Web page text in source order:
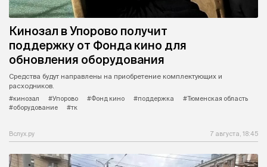
Кинозал в Упорово получит
поддержку от Фонда кино для
обновления оборудования
Средства будут направлены на приобретение комплектующих и
расходников.
#кинозал
#Упорово #Фонд кино #поддержка
#Тюменская область
#оборудование
#тк
Вслух.ру 7 августа, 18:45